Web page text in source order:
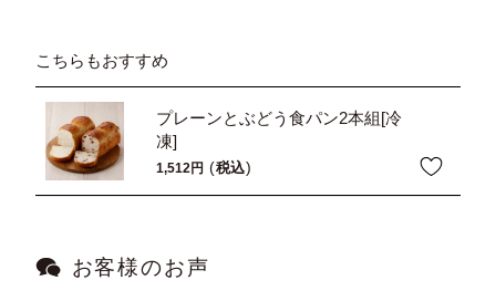
こちらもおすすめ
プレーンとぶどう食パン2本組[冷
凍]
1,512 税込
お客様のお声